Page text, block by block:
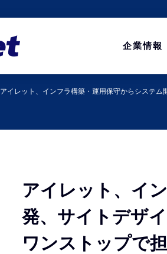
企業情報
アイレット、インフラ構築・運用保守からシステ
アイレット、イ
発、サイトデザ
ワンストップで